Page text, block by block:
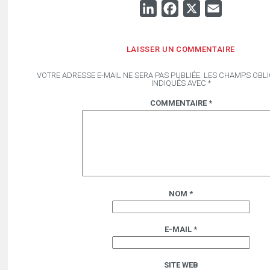
LINKEDINFACEBOOK
LAISSER UN COMMENTAIRE
VOTRE ADRESSE E-MAIL NE SERA PAS PUBLIÉE. LES CHAMPS
INDIQUÉS AVEC *
COMMENTAIRE *
NOM *
E-MAIL *
SITE WEB